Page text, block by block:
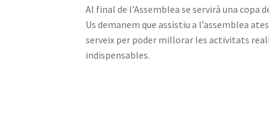
Al final de l’Assemblea se servirà una
Us demanem que assistiu a l’assemblea
serveix per poder millorar les activitats
indispensables.